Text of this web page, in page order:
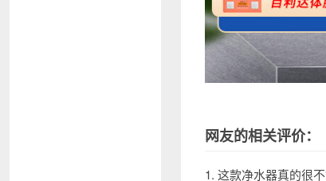
网友的相关评价：
1. 这款净水器真的很